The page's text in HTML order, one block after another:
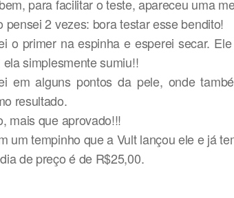
para facilitar o teste, apareceu uma
pensei 2 vezes: bora testar esse bendito!
o primer na espinha e esperei secar.
ela simplesmente sumiu!!
em alguns pontos da pele, onde
resultado.
mais que aprovado!!!
um tempinho que a Vult lançou ele e já
de preço é de R$25,00.